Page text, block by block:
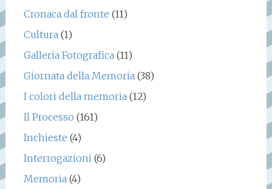
Cronaca dal fronte (11)
Cultura (1)
Galleria Fotografica (11)
Giornata della Memoria (38)
I colori della memoria (12)
Il Processo (161)
Inchieste (4)
Interrogazioni (6)
Memoria (4)